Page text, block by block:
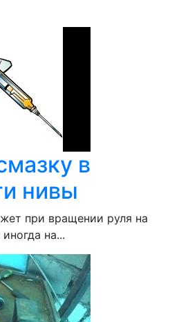
в
нивы
при вращении руля на
на...